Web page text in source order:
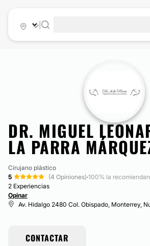
DR. MIGUEL
LA PARRA
Cirujano plástico
5
(4 Opiniones)·100% la recomiendan
2 Experiencias
Opinar
Av. Hidalgo 2480 Col. Obispado, Monterrey,
CONTACTAR